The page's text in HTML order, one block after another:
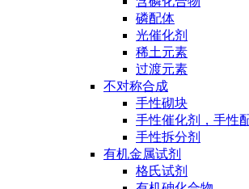
磷配体
光催化剂
稀土元素
过渡元素
不对称合成
手性砌块
手性催化剂，手性
手性拆分剂
有机金属试剂
格氏试剂